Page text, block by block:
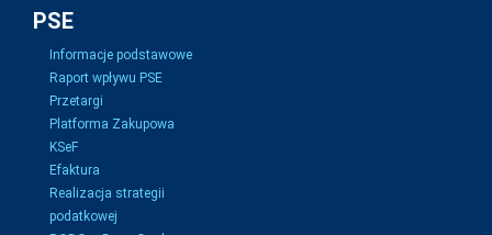
PSE
Informacje podstawowe
Raport wpływu PSE
Przetargi
Platforma Zakupowa
KSeF
Efaktura
Realizacja strategii
podatkowej